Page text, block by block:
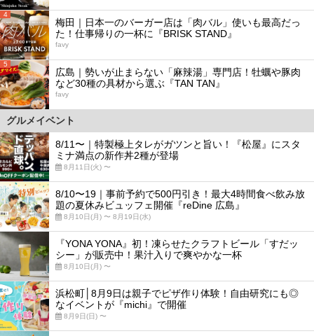
4
梅田｜日本一のバーガー店は「肉バル」使いも最高だっ
た！仕事帰りの一杯に『BRISK STAND』
favy
5
広島｜勢いが止まらない「麻辣湯」専門店！牡蠣や豚肉
など30種の具材から選ぶ『TAN TAN』
favy
グルメイベント
8/11〜｜特製極上タレがガツンと旨い！『松屋』にスタ
ミナ満点の新作丼2種が登場
8月11日(火) 〜
8/10〜19｜事前予約で500円引き！最大4時間食べ飲み放
題の夏休みビュッフェ開催『reDine 広島』
8月10日(月) 〜 8月19日(水)
『YONA YONA』初！凍らせたクラフトビール「すだッ
シー」が販売中！果汁入りで爽やかな一杯
8月10日(月) 〜
浜松町│8月9日は親子でピザ作り体験！自由研究にも◎
なイベントが『michi』で開催
8月9日(日) 〜